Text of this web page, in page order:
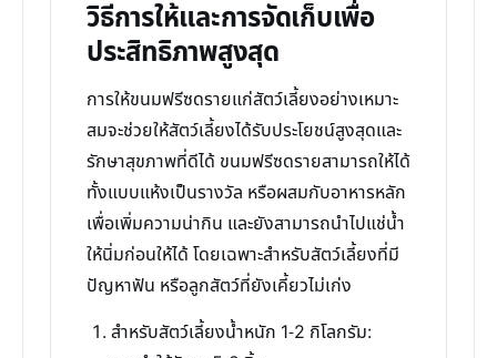
วิธีการให้และการจัดเก็บเพื่อ
ประสิทธิภาพสูงสุด
การให้ขนมฟรีซดรายแก่สัตว์เลี้ยงอย่างเหมาะ
สมจะช่วยให้สัตว์เลี้ยงได้รับประโยชน์สูงสุดและ
รักษาสุขภาพที่ดีได้ ขนมฟรีซดรายสามารถให้ได้
ทั้งแบบแห้งเป็นรางวัล หรือผสมกับอาหารหลัก
เพื่อเพิ่มความน่ากิน และยังสามารถนำไปแช่น้ำ
ให้นิ่มก่อนให้ได้ โดยเฉพาะสำหรับสัตว์เลี้ยงที่มี
ปัญหาฟัน หรือลูกสัตว์ที่ยังเคี้ยวไม่เก่ง
สำหรับสัตว์เลี้ยงน้ำหนัก 1-2 กิโลกรัม: